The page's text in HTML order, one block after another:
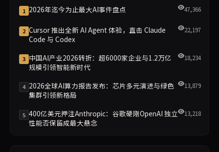
1 2026年迄今为止最大AI事件盘点 47,366
2 Cursor 推出全新 AI Agent 体验，直击 Claude
Code 与 Codex
22,197
3 中国AI产业2026转折：超6000家企业与1.2万亿
规模引领智能新时代
18,234
4 2026全球AI算力报告发布：芯片多元演进与绿色
集群引领新格局
13,879
5 400亿美元押注Anthropic：谷歌硬刚OpenAI 独立
性能否保留成最大悬念
13,218